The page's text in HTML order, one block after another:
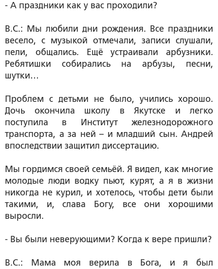
- А праздники как у вас проходили?
В.С.: Мы любили дни рождения. Все праздники
весело, с музыкой отмечали, записи слушали,
пели, общались. Ещё устраивали арбузники.
Ребятишки собирались на арбузы, песни,
шутки…
Проблем с детьми не было, учились хорошо.
Дочь окончила школу в Якутске и легко
поступила в Институт железнодорожного
транспорта, а за ней – и младший сын. Андрей
впоследствии защитил диссертацию.
Мы гордимся своей семьёй. Я видел, как многие
молодые люди водку пьют, курят, а я в жизни
никогда не курил, и хотелось, чтобы дети были
такими, и, слава Богу, все они хорошими
выросли.
- Вы были неверующими? Когда к вере пришли?
В.С.: Мама моя верила в Бога, и я был